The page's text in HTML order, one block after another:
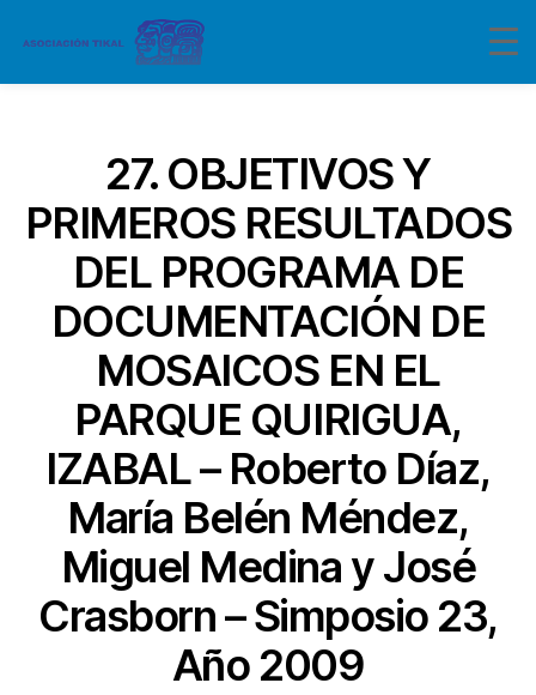
27. OBJETIVOS Y
PRIMEROS RESULTADOS
DEL PROGRAMA DE
DOCUMENTACIÓN DE
MOSAICOS EN EL
PARQUE QUIRIGUA,
IZABAL – Roberto Díaz,
María Belén Méndez,
Miguel Medina y José
Crasborn – Simposio 23,
Año 2009